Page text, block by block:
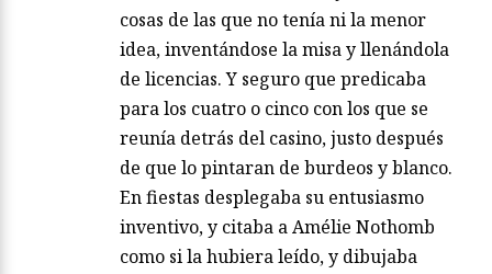
cosas de las que no tenía ni la menor
idea, inventándose la misa y llenándola
de licencias. Y seguro que predicaba
para los cuatro o cinco con los que se
reunía detrás del casino, justo después
de que lo pintaran de burdeos y blanco.
En fiestas desplegaba su entusiasmo
inventivo, y citaba a Amélie Nothomb
como si la hubiera leído, y dibujaba